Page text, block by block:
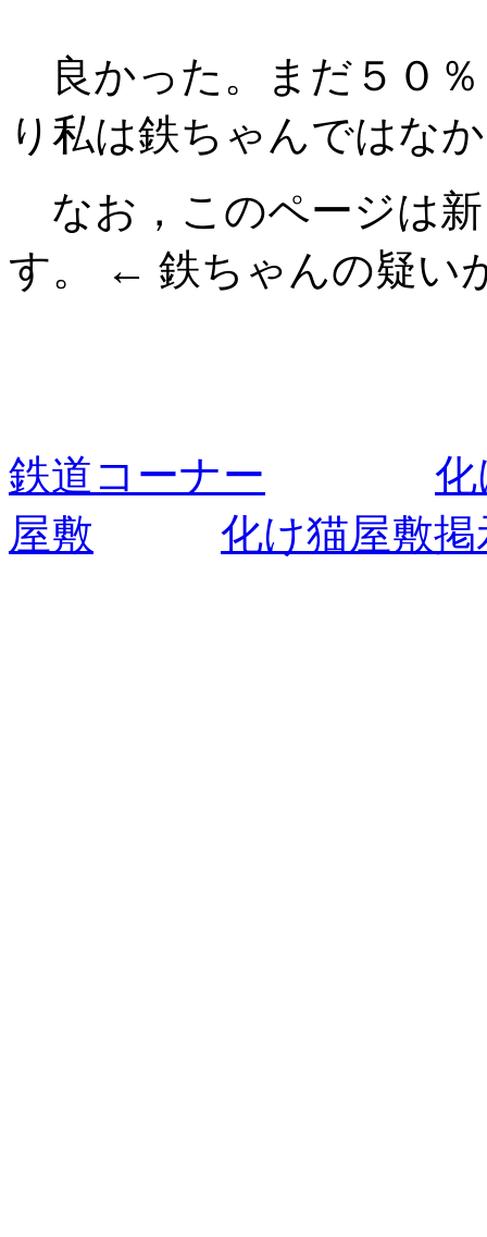
良かった。まだ５０
り私は鉄ちゃんではな
なお，このページは
す。 ← 鉄ちゃんの疑い
鉄道コーナー
屋敷
化け猫屋敷